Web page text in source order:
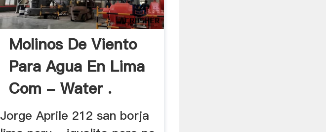
Molinos De Viento
Para Agua En Lima
Com - Water .
Jorge Aprile 212 san borja